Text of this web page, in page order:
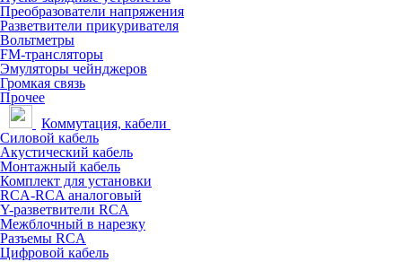
Преобразователи напряжения
Разветвители прикуривателя
Вольтметры
FM-трансляторы
Эмуляторы чейнджеров
Громкая связь
Прочее
Коммутация, кабели
Силовой кабель
Акустический кабель
Монтажный кабель
Комплект для установки
RCA-RCA аналоговый
Y-разветвители RCA
Межблочный в нарезку
Разъемы RCA
Цифровой кабель